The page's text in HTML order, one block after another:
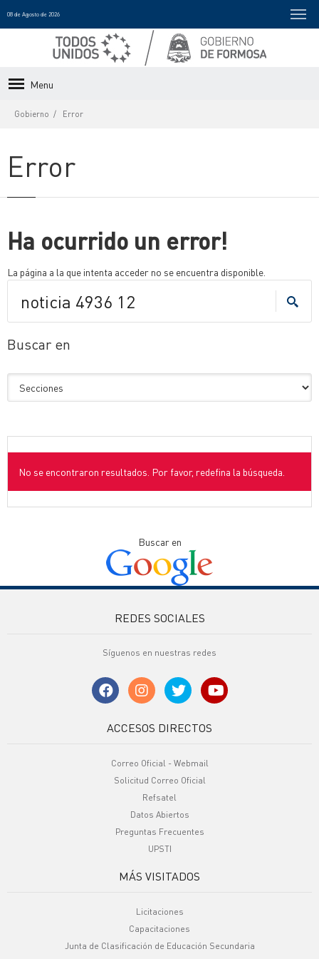
08 de Agosto de 2026
Menu
Gobierno Error
Error
Ha ocurrido un error!
La página a la que intenta acceder no se encuentra disponible.
Buscar en
No se encontraron resultados. Por favor, redefina la búsqueda.
Buscar en
REDES SOCIALES
Síguenos en nuestras redes
ACCESOS DIRECTOS
Correo Oficial - Webmail
Solicitud Correo Oficial
Refsatel
Datos Abiertos
Preguntas Frecuentes
UPSTI
MÁS VISITADOS
Licitaciones
Capacitaciones
Junta de Clasificación de Educación Secundaria